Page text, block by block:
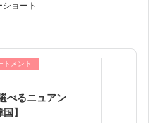
ショート
トメント
べるニュアン
】